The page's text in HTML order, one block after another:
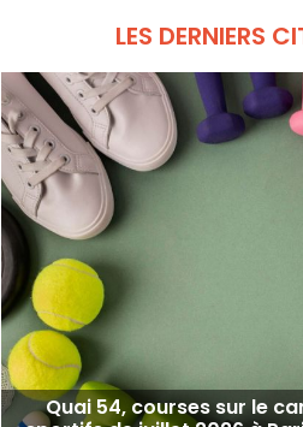
LES DERNIERS
Quai 54, courses sur le